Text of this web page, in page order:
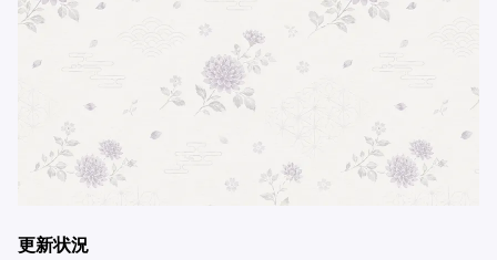
更新状況